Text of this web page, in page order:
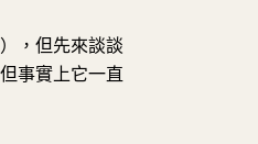
，但先來談談
事實上它一直